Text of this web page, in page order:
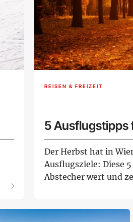
REISEN & FREIZEIT
5 Ausflugstipps
Der Herbst hat in
Ausflugsziele: Diese
Abstecher wert und